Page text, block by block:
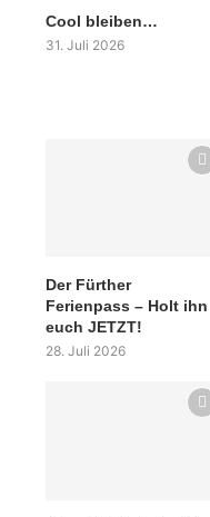
Cool bleiben…
31. Juli 2026
Der Fürther
Ferienpass – Holt ihn
euch JETZT!
28. Juli 2026